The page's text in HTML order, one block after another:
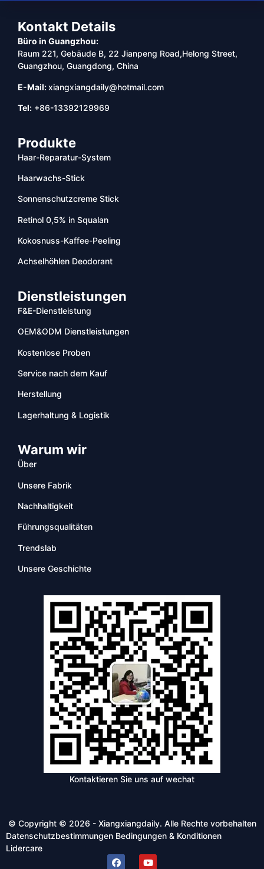
Kontakt Details
Büro in Guangzhou:
Raum 221, Gebäude B, 22 Jianpeng Road,Helong Street,
Guangzhou, Guangdong, China
E-Mail:xiangxiangdaily@hotmail.com
Tel: +86-13392129969
Produkte
Haar-Reparatur-System
Haarwachs-Stick
Sonnenschutzcreme Stick
Retinol 0,5% in Squalan
Kokosnuss-Kaffee-Peeling
Achselhöhlen Deodorant
Dienstleistungen
F&E-Dienstleistung
OEM&ODM Dienstleistungen
Kostenlose Proben
Service nach dem Kauf
Herstellung
Lagerhaltung & Logistik
Warum wir
Über
Unsere Fabrik
Nachhaltigkeit
Führungsqualitäten
Trendslab
Unsere Geschichte
Kontaktieren Sie uns auf wechat
© Copyright © 2026 - Xiangxiangdaily. Alle Rechte vorbehalten
Datenschutzbestimmungen Bedingungen & Konditionen
Lidercare